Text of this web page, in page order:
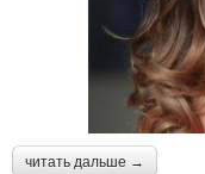
читать дальше →